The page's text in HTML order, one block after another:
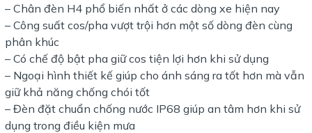
– Chân đèn H4 phổ biến nhất ở các dòng xe hiện nay
– Công suất cos/pha vượt trội hơn một số dòng đèn cùng
phân khúc
– Có chế độ bật pha giữ cos tiện lợi hơn khi sử dụng
– Ngoại hình thiết kế giúp cho ánh sáng ra tốt hơn mà vẫn
giữ khả năng chống chói tốt
– Đèn đặt chuẩn chống nước IP68 giúp an tâm hơn khi sử
dụng trong điều kiện mưa